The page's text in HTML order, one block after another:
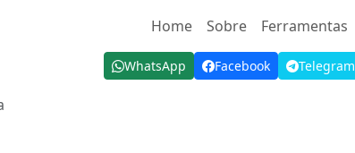
Home Sobre Ferramentas
WhatsApp Facebook Telegram